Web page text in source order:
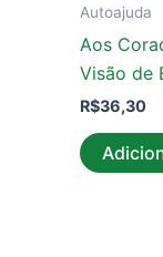
Autoajuda
Aos
Visão de
R$36,30